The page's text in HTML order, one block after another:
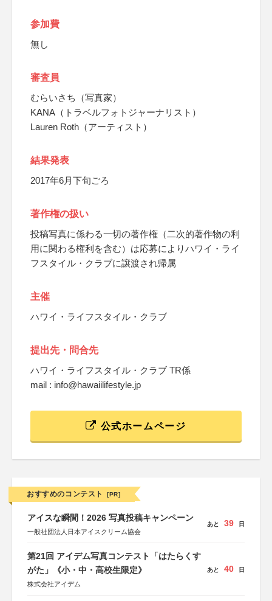
参加費
無し
審査員
むらいさち（写真家）
KANA（トラベルフォトジャーナリスト）
Lauren Roth（アーティスト）
結果発表
2017年6月下旬ごろ
著作権の扱い
投稿写真に係わる一切の著作権（二次的著作物の利
用に関わる権利を含む）は応募によりハワイ・ライ
フスタイル・クラブに譲渡され帰属
主催
ハワイ・ライフスタイル・クラブ
提出先・問合先
ハワイ・ライフスタイル・クラブ TR係
mail : info@hawaiilifestyle.jp
公式ホームページ
おすすめのコンテスト [PR]
アイスな瞬間！2026 写真投稿キャンペーン
一般社団法人日本アイスクリーム協会
あと 39 日
第21回 アイデム写真コンテスト「はたらくす
がた」《小・中・高校生限定》
株式会社アイデム
あと 40 日